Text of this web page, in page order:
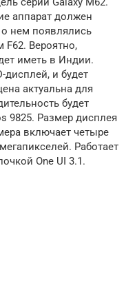
аппарат должен
нем появлялись
Вероятно,
иметь в Индии.
дисплей, и будет
актуальна для
будет
9825. Размер дисплея
включает четыре
Работает
One UI 3.1.